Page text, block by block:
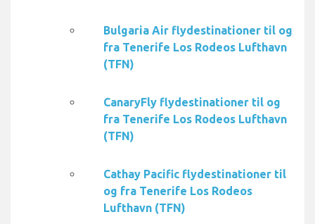
Bulgaria Air flydestinationer til og
fra Tenerife Los Rodeos Lufthavn
(TFN)
CanaryFly flydestinationer til og
fra Tenerife Los Rodeos Lufthavn
(TFN)
Cathay Pacific flydestinationer til
og fra Tenerife Los Rodeos
Lufthavn (TFN)